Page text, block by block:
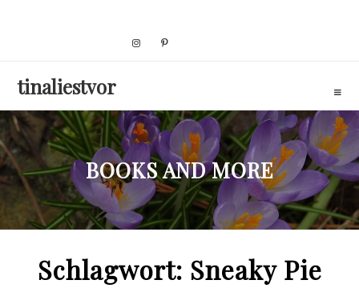
tinaliestvor
BOOKS AND MORE
Schlagwort: Sneaky Pie